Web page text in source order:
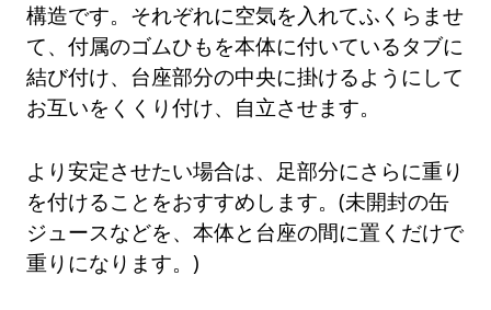
構造です。それぞれに空気を入れてふくらませ
て、付属のゴムひもを本体に付いているタブに
結び付け、台座部分の中央に掛けるようにして
お互いをくくり付け、自立させます。
より安定させたい場合は、足部分にさらに重り
を付けることをおすすめします。(未開封の缶
ジュースなどを、本体と台座の間に置くだけで
重りになります。)